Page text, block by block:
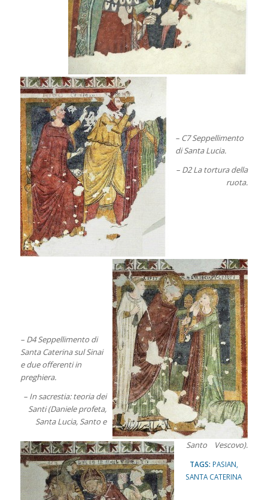
– C7 Seppellimento
di Santa Lucia.
– D2 La tortura della
ruota.
– D4 Seppellimento di
Santa Caterina sul Sinai
e due offerenti in
preghiera.
– In sacrestia: teoria dei
Santi (Daniele profeta,
Santa Lucia, Santo e
Santo Vescovo).
TAGS: PASIAN
SANTA CATERINA